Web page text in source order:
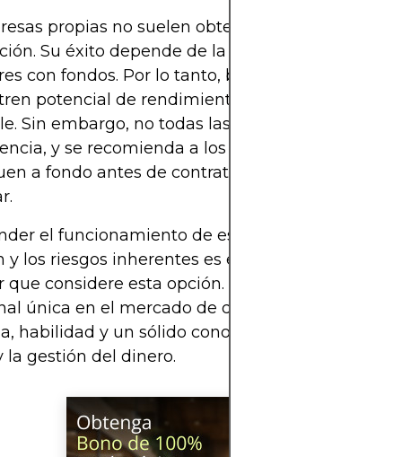
propias no suelen obtener beneficios de la
Su éxito depende de la rentabilidad de los
con fondos. Por lo tanto, buscan operadores
potencial de rendimiento a largo plazo y
Sin embargo, no todas las empresas operan
y se recomienda a los posibles operadores
a fondo antes de contratar a una empresa en
el funcionamiento de estas empresas, las
y los riesgos inherentes es esencial para
que considere esta opción. Ofrece una
única en el mercado de divisas, pero requiere
habilidad y un sólido conocimiento de la
la gestión del dinero.